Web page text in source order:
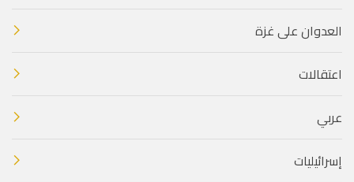
العدوان على غزة
اعتقالات
عربي
إسرائيليات